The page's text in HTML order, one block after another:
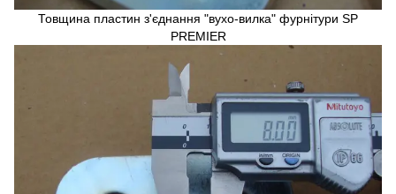
Товщина пластин з'єднання "вухо-вилка" фурнітури SP
PREMIER